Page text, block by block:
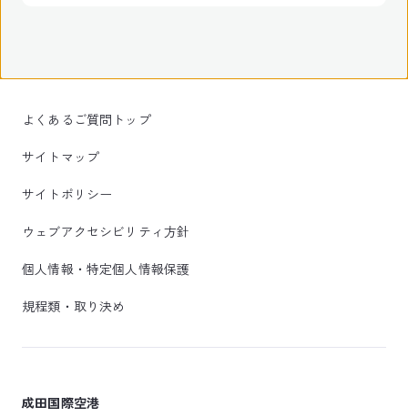
よくあるご質問トップ
サイトマップ
サイトポリシー
ウェブアクセシビリティ方針
個人情報・特定個人情報保護
規程類・取り決め
成田国際空港